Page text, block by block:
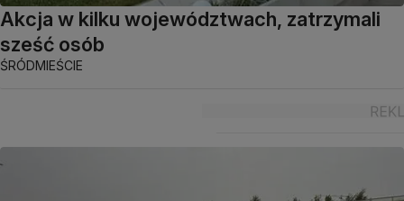
Akcja w kilku województwach, zatrzymali
sześć osób
ŚRÓDMIEŚCIE